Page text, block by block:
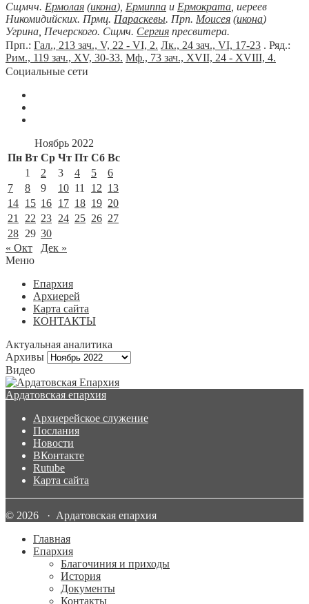
Сщмчч. Ермолая (икона), Ермиппа и Ермократа , иереев
Никомидийских. Прмц. Параскевы. Прп. Моисея (икона)
Угрина, Печерского. Сщмч. Сергия пресвитера.
Прп.: Гал., 213 зач., V, 22 - VI, 2. Лк., 24 зач., VI, 17-23 . Ряд.:
Рим., 119 зач., XV, 30-33. Мф., 73 зач., XVII, 24 - XVIII, 4.
Социальные сети
Ноябрь 2022
Пн Вт Ср Чт Пт Сб Вс
1
2 3 4 5
6
7
8 9 10 11 12 13
14 15 16 17 18 19 20
21
22 23 24 25 26 27
28 29 30
« Окт
Дек »
Меню
Епархия
Архиерей
Карта сайта
КОНТАКТЫ
Актуальная аналитика
Архивы Архивы
Видео
Ардатовская епархия
Архиерейское служение
Послания
Новости
ВКонтакте
Rutube
Карта сайта
© 2026 · Ардатовская епархия
Главная
Епархия
Благочиния и приходы
История
Документы
Контакты